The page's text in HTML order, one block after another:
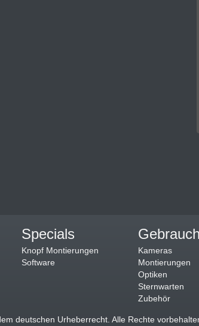
Specials
Knopf Montierungen
Software
Kameras
Montierungen
Optiken
Sternwarten
Zubehör
deutschen Urheberrecht. Alle Rechte